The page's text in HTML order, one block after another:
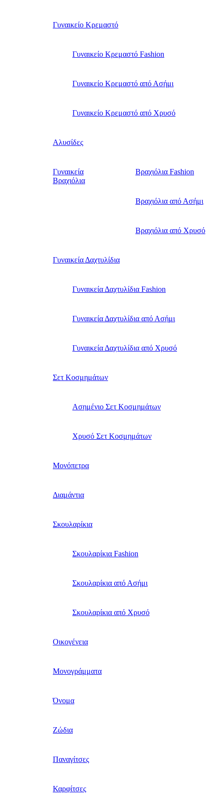
Γυναικείο Κρεμαστό
Γυναικείο Κρεμαστό Fashion
Γυναικείο Κρεμαστό από Ασήμι
Γυναικείο Κρεμαστό από Χρυσό
Αλυσίδες
Γυναικεία
Βραχιόλια
Βραχιόλια Fashion
Βραχιόλια από Ασήμι
Βραχιόλια από Χρυσό
Γυναικεία Δαχτυλίδια
Γυναικεία Δαχτυλίδια Fashion
Γυναικεία Δαχτυλίδια από Ασήμι
Γυναικεία Δαχτυλίδια από Χρυσό
Σετ Κοσμημάτων
Ασημένιο Σετ Κοσμημάτων
Χρυσό Σετ Κοσμημάτων
Μονόπετρα
Διαμάντια
Σκουλαρίκια
Σκουλαρίκια Fashion
Σκουλαρίκια από Ασήμι
Σκουλαρίκια από Χρυσό
Οικογένεια
Μονογράμματα
Όνομα
Ζώδια
Παναγίτσες
Καρφίτσες